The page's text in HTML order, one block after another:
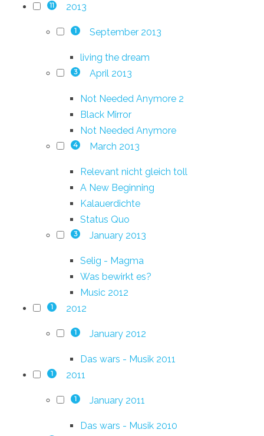
11 2013
1 September 2013
living the dream
3 April 2013
Not Needed Anymore 2
Black Mirror
Not Needed Anymore
4 March 2013
Relevant nicht gleich toll
A New Beginning
Kalauerdichte
Status Quo
3 January 2013
Selig - Magma
Was bewirkt es?
Music 2012
1 2012
1 January 2012
Das wars - Musik 2011
1 2011
1 January 2011
Das wars - Musik 2010